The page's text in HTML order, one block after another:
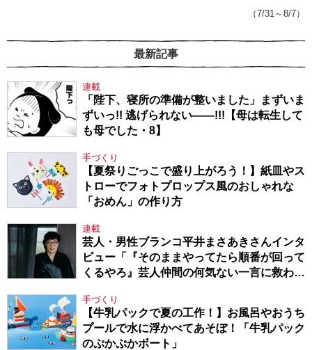
（7/31～8/7）
最新記事
連載
「陛下、寝所の準備が整いました」まずいま
ずいっ!! 逃げられない――!!!【母は転生して
も母でした・8】
手づくり
【夏祭りごっこで盛り上がろう！】紙皿やス
トローでフォトプロップス風のおしゃれな
「おめん」の作り方
連載
芸人・男性ブランコ平井まさあきさんインタ
ビュー「『そのままやってたら順番が回って
くるやろ』芸人仲間の何気ない一言に救われ
手づくり
【牛乳パックで夏の工作！】お風呂やおうち
プールで水に浮かべてあそぼ！「牛乳パック
のぷかぷかボート」